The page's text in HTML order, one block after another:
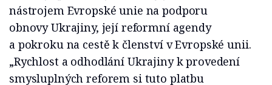
nástrojem Evropské unie na podporu
obnovy Ukrajiny, její reformní agendy
a pokroku na cestě k členství v Evropské unii.
„Rychlost a odhodlání Ukrajiny k provedení
smysluplných reforem si tuto platbu